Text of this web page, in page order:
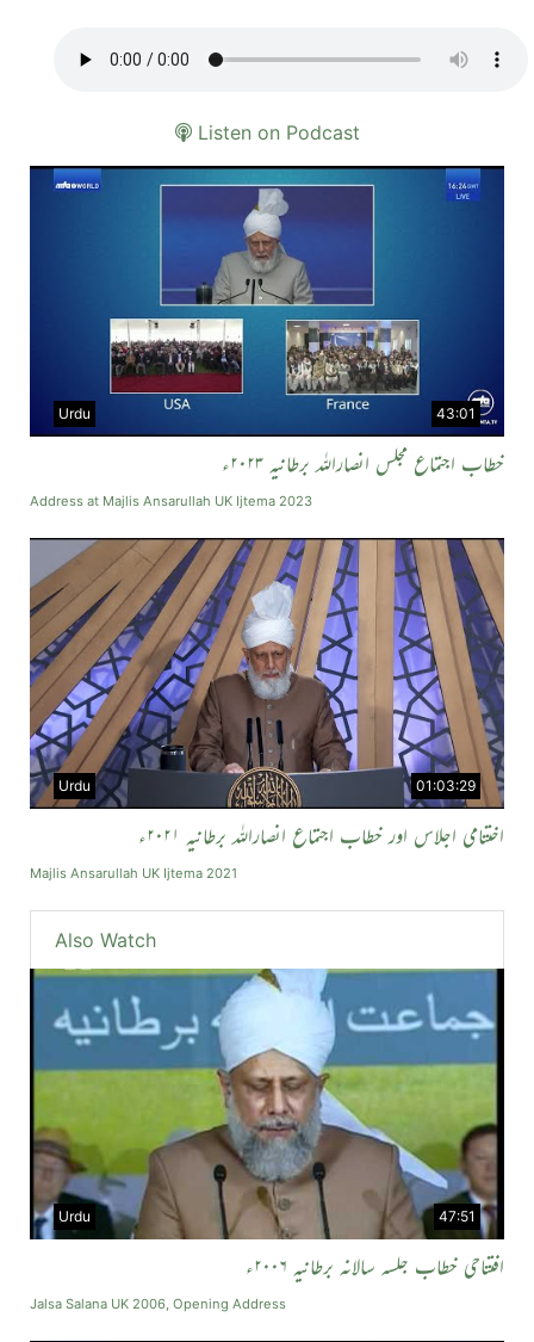
Listen on Podcast
43:01
Urdu
خطاب اجتماع مجلس انصاراللہ برطانیہ ۲۰۲۳ء
Address at Majlis Ansarullah UK Ijtema 2023
01:03:29
Urdu
اختتامی اجلاس اور خطاب اجتماع انصاراللہ برطانیہ ۲۰۲۱ء
Majlis Ansarullah UK Ijtema 2021
Also Watch
47:51
Urdu
افتتاحی خطاب جلسہ سالانہ برطانیہ ۲۰۰۶ء
Jalsa Salana UK 2006, Opening Address